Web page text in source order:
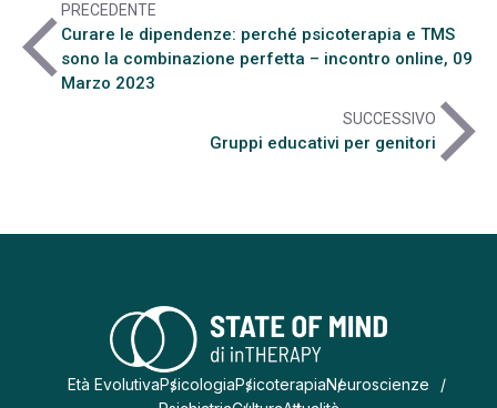
arrow_back_ios
PRECEDENTE
Curare le dipendenze: perché psicoterapia e TMS
sono la combinazione perfetta – incontro online, 09
Marzo 2023
SUCCESSIVO
Gruppi educativi per genitoriarrow_forward_ios
Età EvolutivaPsicologiaPsicoterapiaNeuroscienze